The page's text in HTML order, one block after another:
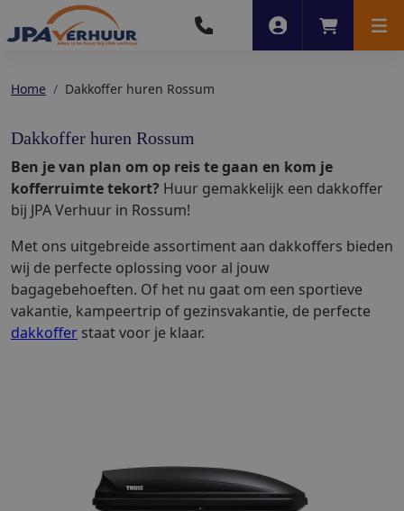
Account
Home Dakkoffer huren Rossum
Dakkoffer huren Rossum
Ben je van plan om op reis te gaan en kom je
kofferruimte tekort? Huur gemakkelijk een dakkoffer
bij JPA Verhuur in Rossum!
Met ons uitgebreide assortiment aan dakkoffers bieden
wij de perfecte oplossing voor al jouw
bagagebehoeften. Of het nu gaat om een sportieve
vakantie, kampeertrip of gezinsvakantie, de perfecte
dakkoffer staat voor je klaar.